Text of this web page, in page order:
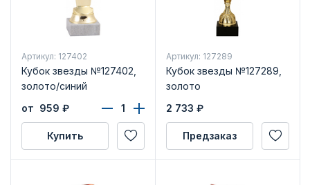
Артикул: 127402
Кубок звезды №127402,
золото/синий
от 959 ₽
Купить
Артикул: 127289
Кубок звезды №127289,
золото
2 733 ₽
Предзаказ